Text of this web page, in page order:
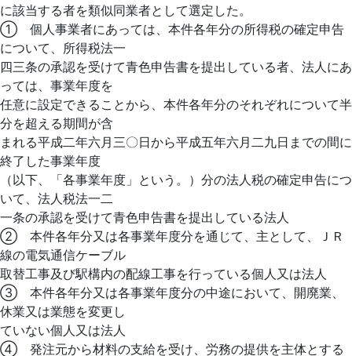
に該当する者を類似同業者として選定した。
① 個人事業者にあっては、本件各年分の所得税の確定申告
について、所得税法一
四三条の承認を受けて青色申告書を提出している者、法人にあ
っては、事業年度を
任意に設定できることから、本件各年分のそれぞれについて半
分を超える期間が含
まれる平成二年六月三〇日から平成五年六月二九日までの間に
終了した事業年度
（以下、「各事業年度」という。）分の法人税の確定申告につ
いて、法人税法一二
一条の承認を受けて青色申告書を提出している法人
② 本件各年分又は各事業年度分を通じて、主として、ＪＲ
線の電気通信ケーブル
取替工事及び駅構内の配線工事を行っている個人又は法人
③ 本件各年分又は各事業年度分の中途において、開廃業、
休業又は業態を変更し
ていない個人又は法人
④ 発注元から材料の支給を受け、労務の提供を主体とする